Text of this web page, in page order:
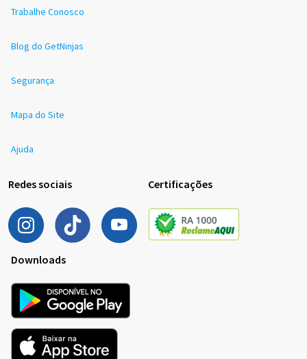
Trabalhe Conosco
Blog do GetNinjas
Segurança
Mapa do Site
Ajuda
Redes sociais Certificações
Downloads